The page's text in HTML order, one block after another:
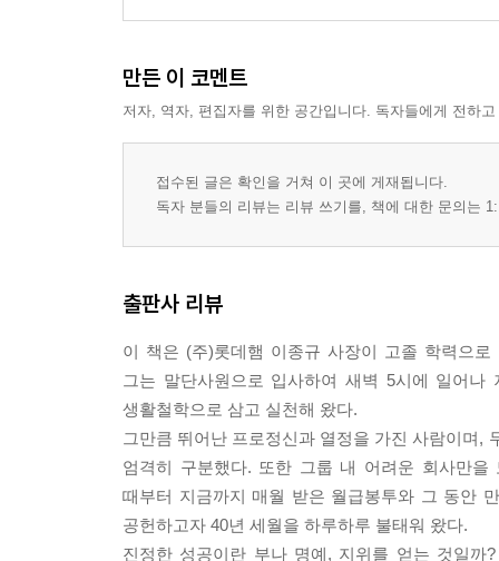
- 무엇이든 할 수 있어야 한다
- 전문적이면서 일반적인 안목을 길러라
- 노력 없이 얻는 것은 없다
- 직장에서 살아남기
- 가정 경제권을 누가 가질 것인가
- 합리적으로 생각하라
- 가정교육은 사랑과 믿음에서 출발한다
06. 과감한 결단이 성공을 불러온다
- 자신의 가치를 높이는 일에 투자하라
- 기업의 원천은 인재, 인재에 투자하라
- 미래를 보고 투자하라
- 과감한 결단이 성공을 불러온다
만든 이 코멘트
저자, 역자, 편집자를 위한 공간입니다. 독자들에게 전하
접수된 글은 확인을 거쳐 이 곳에 게재됩니다.
독자 분들의 리뷰는 리뷰 쓰기를, 책에 대한 문의는
출판사 리뷰
이 책은 (주)롯데햄 이종규 사장이 고졸 학력으
그는 말단사원으로 입사하여 새벽 5시에 일어
생활철학으로 삼고 실천해 왔다.
그만큼 뛰어난 프로정신과 열정을 가진 사람이며,
엄격히 구분했다. 또한 그룹 내 어려운 회사만
때부터 지금까지 매월 받은 월급봉투와 그 동안
공헌하고자 40년 세월을 하루하루 불태워 왔다.
진정한 성공이란 부나 명예, 지위를 얻는 것일